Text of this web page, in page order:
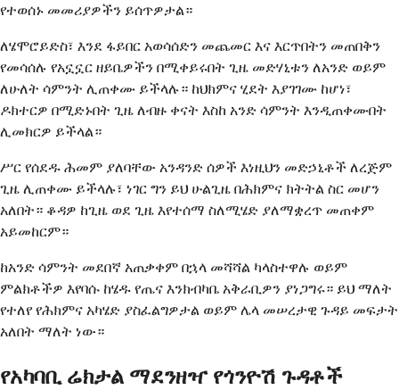
የተወሰኑ መመሪያዎችን ይሰጥዎታል።
ለሄሞሮይድስ፣ እንደ ፋይበር አወሳሰድን መጨመር እና እርጥበትን መጠበቅን
የመሳሰሉ የአኗኗር ዘይቤዎችን በሚቀይሩበት ጊዜ መድሃኒቱን ለአንድ ወይም
ለሁለት ሳምንት ሊጠቀሙ ይችላሉ። ከህክምና ሂደት እያገገሙ ከሆነ፣
ዶክተርዎ በሚድኑበት ጊዜ ለብዙ ቀናት እስከ አንድ ሳምንት እንዲጠቀሙበት
ሊመክርዎ ይችላል።
ሥር የሰደዱ ሕመም ያለባቸው አንዳንድ ሰዎች እነዚህን መድኃኒቶች ለረጅም
ጊዜ ሊጠቀሙ ይችላሉ፣ ነገር ግን ይህ ሁልጊዜ በሕክምና ክትትል ስር መሆን
አለበት። ቆዳዎ ከጊዜ ወደ ጊዜ እየተሰማ ስለሚሄድ ያለማቋረጥ መጠቀም
አይመከርም።
ከአንድ ሳምንት መደበኛ አጠቃቀም በኋላ መሻሻል ካላስተዋሉ ወይም
ምልክቶችዎ እየባሱ ከሄዱ የጤና እንክብካቤ አቅራቢዎን ያነጋግሩ። ይህ ማለት
የተለየ የሕክምና አካሄድ ያስፈልግዎታል ወይም ሌላ መሠረታዊ ጉዳይ መፍታት
አለበት ማለት ነው።
የአካባቢ ሬክታል ማደንዘዣ የጎንዮሽ ጉዳቶች